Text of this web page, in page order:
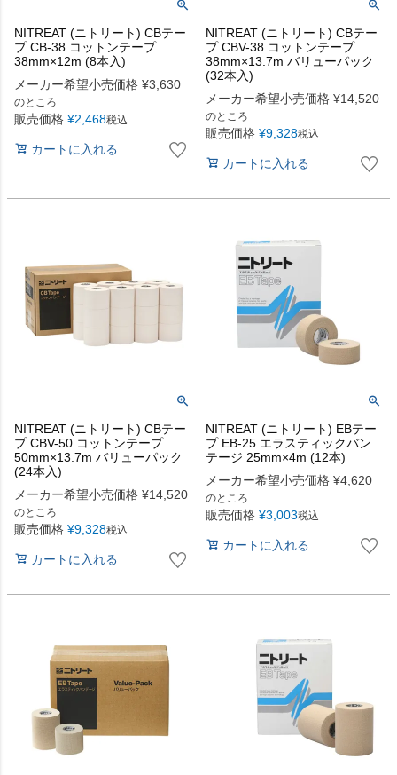
NITREAT (ニトリート) CBテー
プ CB-38 コットンテープ
38mm×12m (8本入)
メーカー希望小売価格 ¥3,630
のところ
販売価格 ¥2,468税込
カートに入れる
NITREAT (ニトリート) CBテー
プ CBV-38 コットンテープ
38mm×13.7m バリューパック
(32本入)
メーカー希望小売価格 ¥14,520
のところ
販売価格 ¥9,328税込
カートに入れる
NITREAT (ニトリート) CBテー
プ CBV-50 コットンテープ
50mm×13.7m バリューパック
(24本入)
メーカー希望小売価格 ¥14,520
のところ
販売価格 ¥9,328税込
カートに入れる
NITREAT (ニトリート) EBテー
プ EB-25 エラスティックバン
テージ 25mm×4m (12本)
メーカー希望小売価格 ¥4,620
のところ
販売価格 ¥3,003税込
カートに入れる